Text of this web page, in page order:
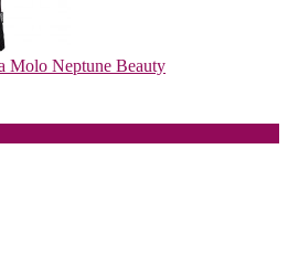
Molo Neptune Beauty